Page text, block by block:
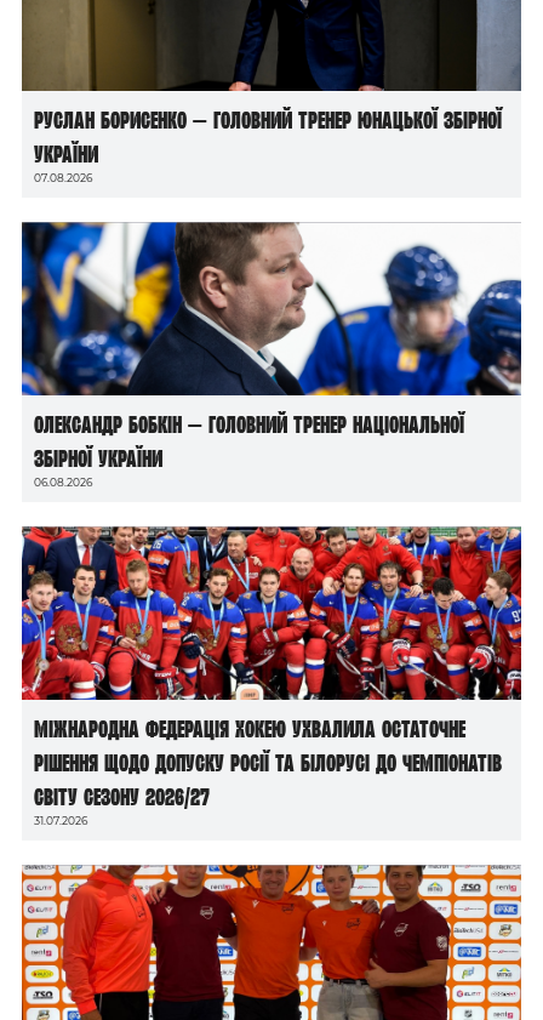
Руслан Борисенко — головний тренер юнацької збірної
України
07.08.2026
Олександр Бобкін — головний тренер національної
збірної України
06.08.2026
Міжнародна федерація хокею ухвалила остаточне
рішення щодо допуску росії та білорусі до чемпіонатів
світу сезону 2026/27
31.07.2026